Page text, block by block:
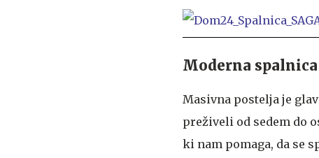
Moderna
Masivna postelja je
preživeli od sedem do
ki nam pomaga, da se